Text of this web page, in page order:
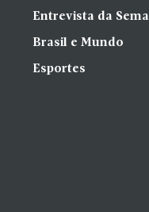
Entrevista da
Brasil e Mundo
Esportes